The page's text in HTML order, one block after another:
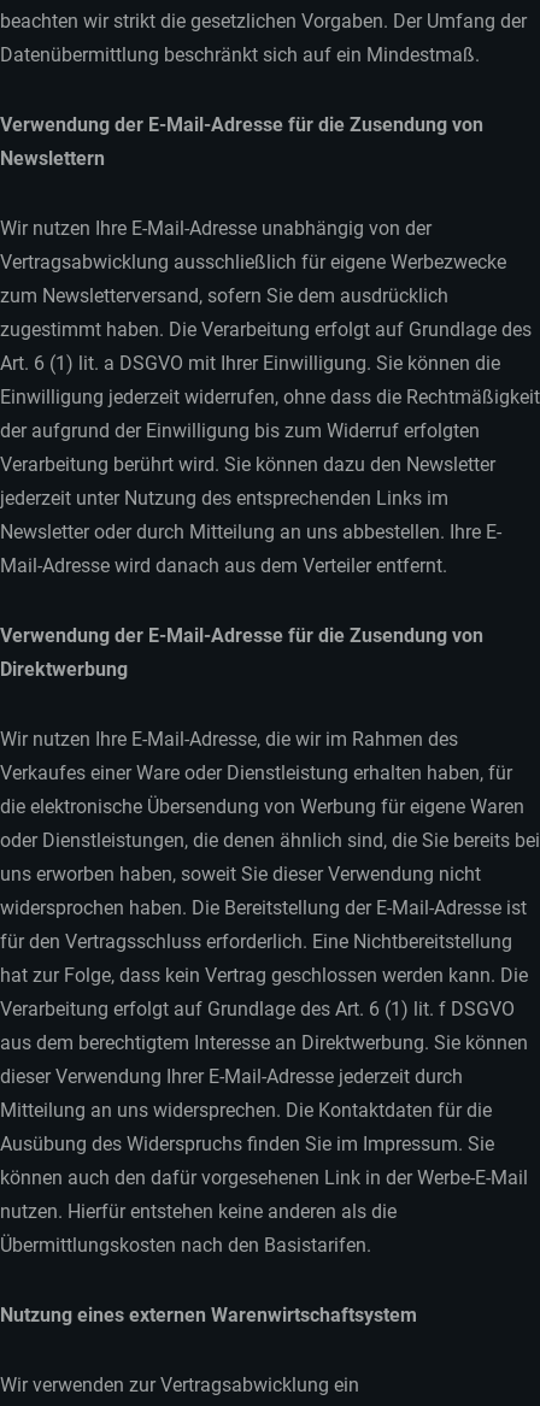
beachten wir strikt die gesetzlichen Vorgaben. Der Umfang der
Datenübermittlung beschränkt sich auf ein Mindestmaß.
Verwendung der E-Mail-Adresse für die Zusendung von
Newslettern
Wir nutzen Ihre E-Mail-Adresse unabhängig von der
Vertragsabwicklung ausschließlich für eigene Werbezwecke
zum Newsletterversand, sofern Sie dem ausdrücklich
zugestimmt haben. Die Verarbeitung erfolgt auf Grundlage des
Art. 6 (1) lit. a DSGVO mit Ihrer Einwilligung. Sie können die
Einwilligung jederzeit widerrufen, ohne dass die Rechtmäßigkeit
der aufgrund der Einwilligung bis zum Widerruf erfolgten
Verarbeitung berührt wird. Sie können dazu den Newsletter
jederzeit unter Nutzung des entsprechenden Links im
Newsletter oder durch Mitteilung an uns abbestellen. Ihre E-
Mail-Adresse wird danach aus dem Verteiler entfernt.
Verwendung der E-Mail-Adresse für die Zusendung von
Direktwerbung
Wir nutzen Ihre E-Mail-Adresse, die wir im Rahmen des
Verkaufes einer Ware oder Dienstleistung erhalten haben, für
die elektronische Übersendung von Werbung für eigene Waren
oder Dienstleistungen, die denen ähnlich sind, die Sie bereits bei
uns erworben haben, soweit Sie dieser Verwendung nicht
widersprochen haben. Die Bereitstellung der E-Mail-Adresse ist
für den Vertragsschluss erforderlich. Eine Nichtbereitstellung
hat zur Folge, dass kein Vertrag geschlossen werden kann. Die
Verarbeitung erfolgt auf Grundlage des Art. 6 (1) lit. f DSGVO
aus dem berechtigtem Interesse an Direktwerbung. Sie können
dieser Verwendung Ihrer E-Mail-Adresse jederzeit durch
Mitteilung an uns widersprechen. Die Kontaktdaten für die
Ausübung des Widerspruchs finden Sie im Impressum. Sie
können auch den dafür vorgesehenen Link in der Werbe-E-Mail
nutzen. Hierfür entstehen keine anderen als die
Übermittlungskosten nach den Basistarifen.
Nutzung eines externen Warenwirtschaftsystem
Wir verwenden zur Vertragsabwicklung ein